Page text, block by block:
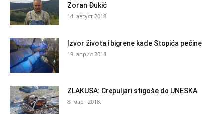
Zoran Đukić
14. август 2018.
Izvor života i bigrene kade Stopića pećine
19. април 2018.
ZLAKUSA: Crepuljari stigoše do UNESKA
8. март 2018.